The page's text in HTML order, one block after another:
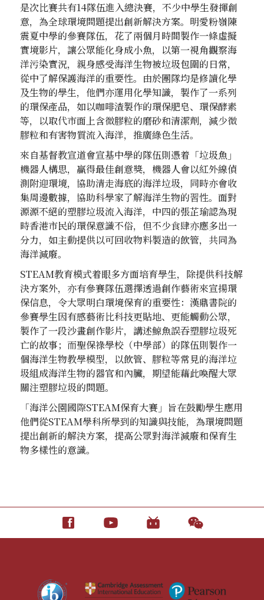
是次比賽共有14隊伍進入總決賽，不少中學生發揮創
意，為全球環境問題提出創新解決方案。明愛粉嶺陳
震夏中學的參賽隊伍，花了兩個月時間製作一條虛擬
實境影片，讓公眾能化身成小魚，以第一視角觀察海
洋污染實況，親身感受海洋生物被垃圾包圍的日常，
從中了解保護海洋的重要性。由於團隊均是修讀化學
及生物的學生，他們亦運用化學知識，製作了一系列
的環保產品，如以咖啡渣製作的環保肥皂、環保酵素
等，以取代市面上含微膠粒的磨砂和清潔劑，減少微
膠粒和有害物質流入海洋，推廣綠色生活。
來自基督教宣道會宣基中學的隊伍則憑着「垃圾魚」
機器人構思，贏得最佳創意獎，機器人會以紅外線偵
測附迎環境，協助清走海底的海洋垃圾，同時亦會收
集周邊數據，協助科學家了解海洋生物的習性。面對
源源不絕的塑膠垃圾流入海洋，中四的張芷瑜認為現
時香港市民的環保意識不俗，但不少食肆亦應多出一
分力，如主動提供以可回收物料製造的飲管，共同為
海洋減廢。
STEAM教育模式着眼多方面培育學生，除提供科技解
決方案外，亦有參賽隊伍選擇透過創作藝術來宣揚環
保信息，令大眾明白環境保育的重要性：漢鼎書院的
參賽學生因有感藝術比科技更貼地、更能觸動公眾，
製作了一段沙畫創作影片，講述鯨魚誤吞塑膠垃圾死
亡的故事；而聖保祿學校（中學部）的隊伍則製作一
個海洋生物教學模型，以飲管、膠粒等常見的海洋垃
圾組成海洋生物的器官和內臟，期望能藉此喚醒大眾
關注塑膠垃圾的問題。
「海洋公園國際STEAM保育大賽」旨在鼓勵學生應用
他們從STEAM學科所學到的知識與技能，為環境問題
提出創新的解決方案，提高公眾對海洋減廢和保育生
物多樣性的意識。